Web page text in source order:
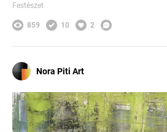
Festészet
859 10 2
Nora Piti Art